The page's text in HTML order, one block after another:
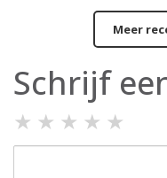
Meer
Schrijf
★ ★ ★ ★ ★